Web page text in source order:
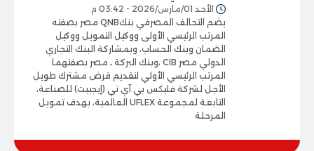
الأحد 01/مارس/2026 - 03:42 م
يضم التحالف المصرفي بنكQNB مصر بصفته
المرتب الرئيسي الأولى ووكيل التمويل ووكيل
الضمان وبنك الحساب، وبمشاركة البنك التجاري
الدولي مصر CIB ،وبنك البركة ـ مصر بصفتهما
المرتب الرئيسي الأولي لتقديم قرض مشترك طويل
الأجل لشركة فليكس بي آي تي (إيجيبت) للصناعة،
التابعة لمجموعة UFLEX العالمية، بهدف تمويل
المرحلة